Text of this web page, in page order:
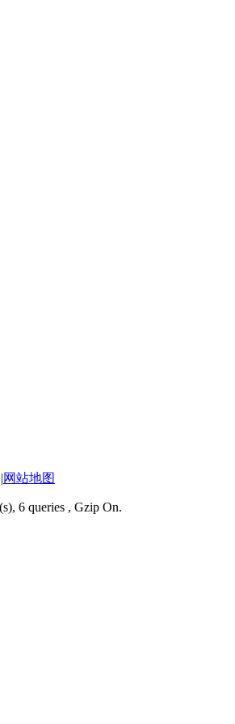
|网站地图
6 queries , Gzip On.